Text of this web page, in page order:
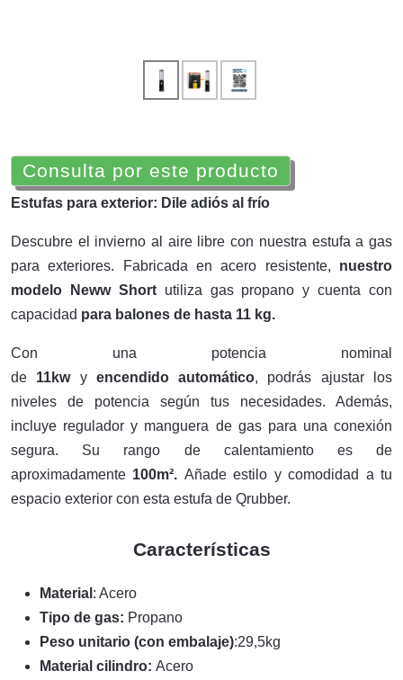
Consulta por este producto
Estufas para exterior: Dile adiós al frío
Descubre el invierno al aire libre con nuestra estufa a gas
para exteriores. Fabricada en acero resistente, nuestro
modelo Neww Shortutiliza gas propano y cuenta con
capacidad para balones de hasta 11 kg.
Con una potencia nominal
de 11kwy encendido automático, podrás ajustar los
niveles de potencia según tus necesidades. Además,
incluye regulador y manguera de gas para una conexión
segura. Su rango de calentamiento es de
aproximadamente 100m². Añade estilo y comodidad a tu
espacio exterior con esta estufa de Qrubber.
Características
Material : Acero
Tipo de gas: Propano
Peso unitario (con embalaje):29,5kg
Material cilindro: Acero